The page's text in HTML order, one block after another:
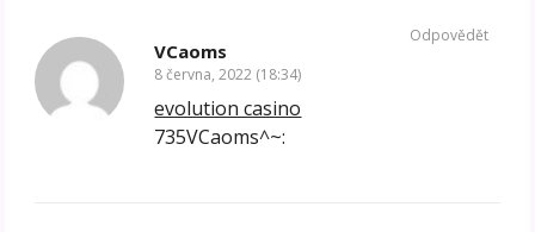
VCaoms
8 června, 2022 (18:34)
evolution casino
735VCaoms^~:
Odpovědět